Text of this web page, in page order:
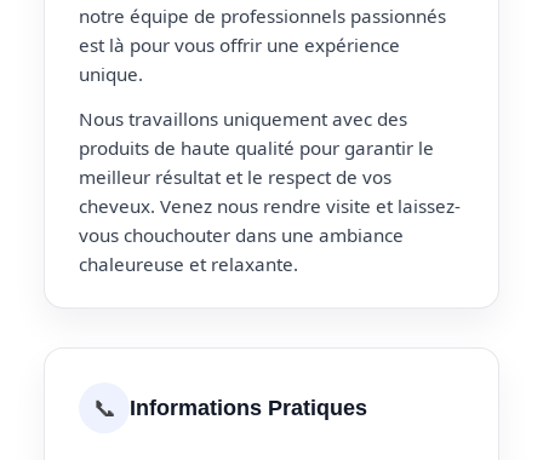
notre équipe de professionnels passionnés
est là pour vous offrir une expérience
unique.
Nous travaillons uniquement avec des
produits de haute qualité pour garantir le
meilleur résultat et le respect de vos
cheveux. Venez nous rendre visite et laissez-
vous chouchouter dans une ambiance
chaleureuse et relaxante.
📞 Informations Pratiques